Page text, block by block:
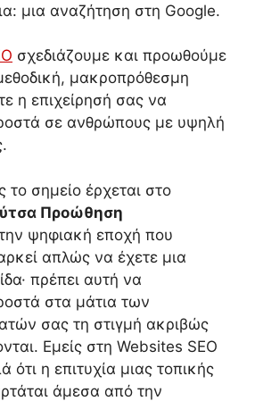
μια αναζήτηση στη Google.
σχεδιάζουμε και προωθούμε
μακροπρόθεσμη
η επιχείρησή σας να
σε ανθρώπους με υψηλή
το σημείο έρχεται στο
Προώθηση
ψηφιακή εποχή που
απλώς να έχετε μια
πρέπει αυτή να
στα μάτια των
σας τη στιγμή ακριβώς
Εμείς στη Websites SEO
ότι η επιτυχία μιας τοπικής
άμεσα από την